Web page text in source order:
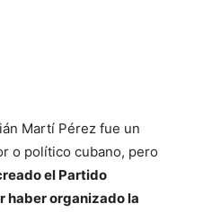
Martí Pérez fue un
o político cubano, pero
el Partido
haber organizado la